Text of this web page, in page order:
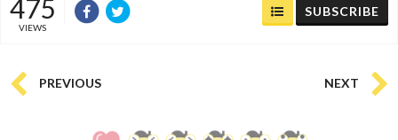
475
VIEWS
SUBSCRIBE
PREVIOUS NEXT